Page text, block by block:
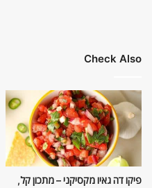
Check Also
פיקו דה גאיו מקסיקני – מתכון קל,